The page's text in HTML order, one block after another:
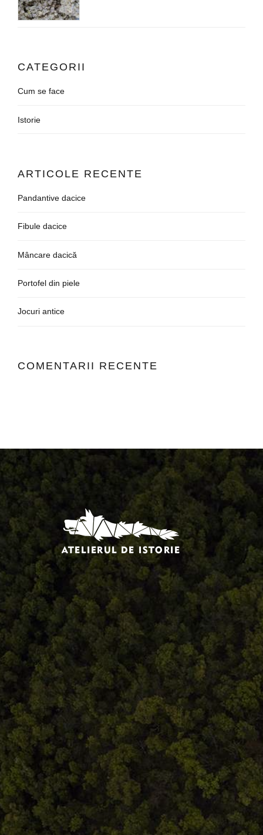
CATEGORII
Cum se face
Istorie
ARTICOLE RECENTE
Pandantive dacice
Fibule dacice
Mâncare dacică
Portofel din piele
Jocuri antice
COMENTARII RECENTE
Comandă, plată, livrare
Întreținere produse
Facebook.com/atelieruldeistorie
Contact@atelieruldeistorie.ro
0748.884.543
Termeni și condiții
ANPC
Home Despre noi Produse
Contact
Termeni și condiții
S.C. Atelierul de istorie SRL